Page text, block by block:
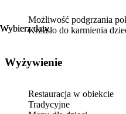
Wybierz daty
Wybierz daty
Możliwość podgrzania
Krzesło do karmienia
Wyżywienie
Restauracja w obiekcie
Tradycyjne